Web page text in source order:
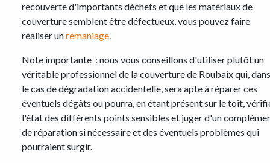
recouverte d'importants déchets et que les matériaux de
couverture semblent être défectueux, vous pouvez faire
réaliser unremaniage.
Note importante : nous vous conseillons d'utiliser plutôt un
véritable professionnel de la couverture de Roubaix qui, dans
le cas de dégradation accidentelle, sera apte à réparer ces
éventuels dégâts ou pourra, en étant présent sur le toit,
l'état des différents points sensibles et juger d'un
de réparation si nécessaire et des éventuels problèmes qui
pourraient surgir.